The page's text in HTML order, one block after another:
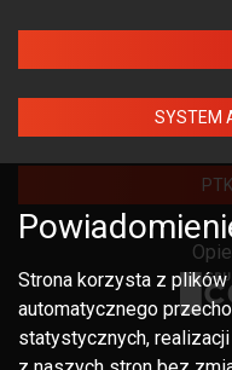
SYSTEM
Strona korzysta z
automatycznego
statystycznych,